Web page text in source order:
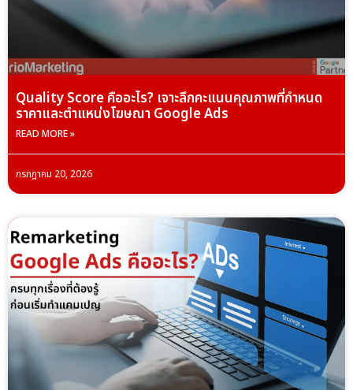
Quality Score คืออะไร? เจาะลึกคะแนนคุณภาพที่กำหนด
ราคาและตำแหน่งโฆษณา Google Ads
READ MORE »
กรกฎาคม 20, 2026